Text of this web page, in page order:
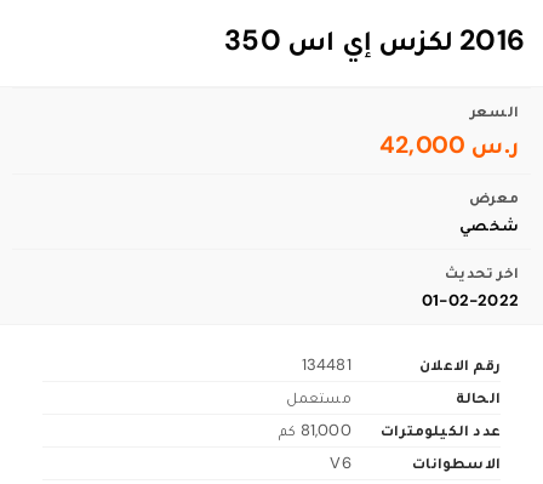
2016 لكزس إي اس 350
السعر
ر.س 42,000
معرض
شخصي
اخر تحديث
01-02-2022
رقم الاعلان
134481
الحالة
مستعمل
عدد الكيلومترات
81,000 كم
الاسطوانات
V6